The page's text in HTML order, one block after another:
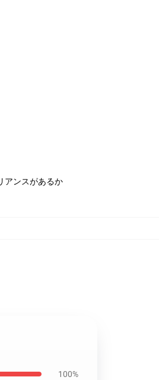
アンスがあるか
100%